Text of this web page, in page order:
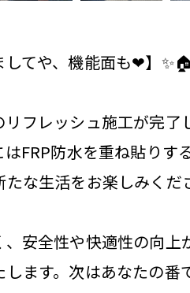
てや、機能面も❤】✨🏠
フレッシュ施工が完
FRP防水を重ね貼り
な生活をお楽しみくだ
安全性や快適性の向
ます。次はあなたの